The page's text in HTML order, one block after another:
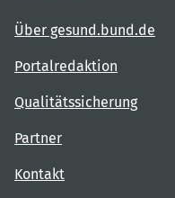
Über gesund.bund.de
Portalredaktion
Qualitätssicherung
Partner
Kontakt